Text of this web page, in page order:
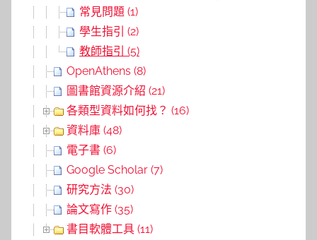
常見問題 (1)
學生指引 (2)
教師指引 (5)
OpenAthens (8)
圖書館資源介紹 (21)
各類型資料如何找？ (16)
資料庫 (48)
電子書 (6)
Google Scholar (7)
研究方法 (30)
論文寫作 (35)
書目軟體工具 (11)